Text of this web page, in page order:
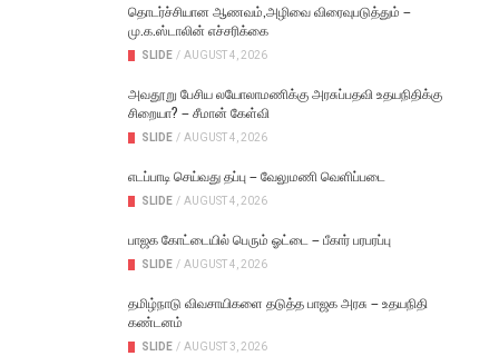
தொடர்ச்சியான ஆணவம்,அழிவை விரைவுபடுத்தும் –
மு.க.ஸ்டாலின் எச்சரிக்கை
SLIDE / AUGUST 4, 2026
அவதூறு பேசிய லயோலாமணிக்கு அரசுப்பதவி உதயநிதிக்கு
சிறையா? – சீமான் கேள்வி
SLIDE / AUGUST 4, 2026
எடப்பாடி செய்வது தப்பு – வேலுமணி வெளிப்படை
SLIDE / AUGUST 4, 2026
பாஜக கோட்டையில் பெரும் ஓட்டை – பீகார் பரபரப்பு
SLIDE / AUGUST 4, 2026
தமிழ்நாடு விவசாயிகளை தடுத்த பாஜக அரசு – உதயநிதி
கண்டனம்
SLIDE / AUGUST 3, 2026